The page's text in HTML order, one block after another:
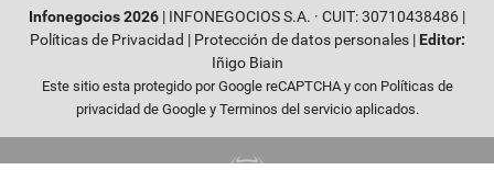
Infonegocios 2026 | INFONEGOCIOS S.A. · CUIT: 30710438486 |
Políticas de Privacidad | Protección de datos personales| Editor:
Iñigo Biain
Este sitio esta protegido por Google reCAPTCHA y con Políticas de
privacidad de Googley Terminos del servicioaplicados.